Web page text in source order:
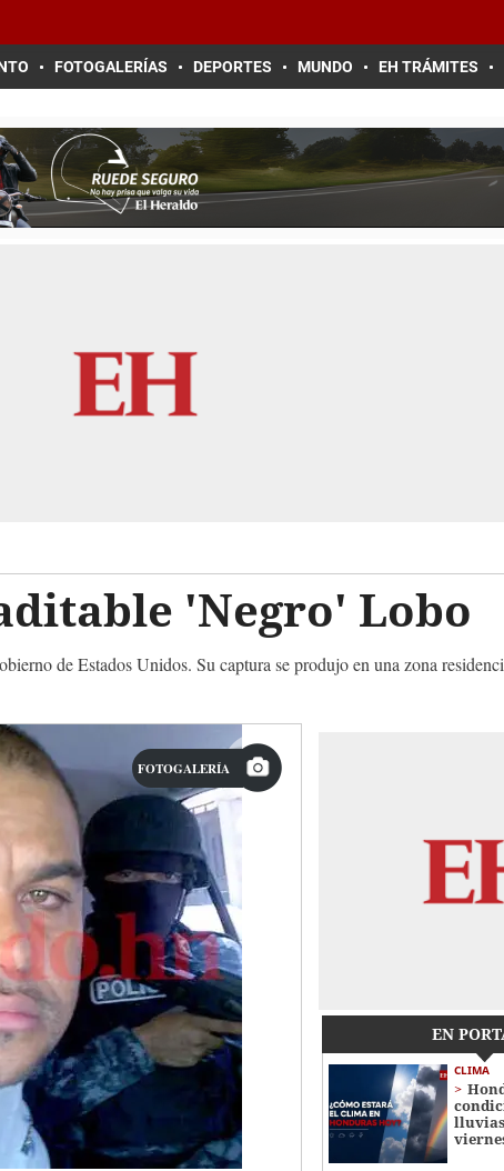
FOTOGALERÍAS DEPORTES MUNDO EH TRÁMITES
'Negro' Lobo
de Estados Unidos. Su captura se produjo en una zona
FOTOGALERÍA
EN
CLIMA
lluvias